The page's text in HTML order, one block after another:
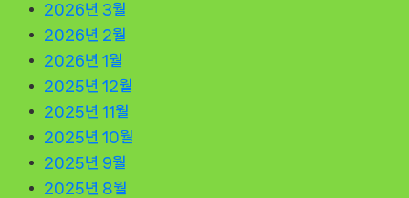
2026년 3월
2026년 2월
2026년 1월
2025년 12월
2025년 11월
2025년 10월
2025년 9월
2025년 8월